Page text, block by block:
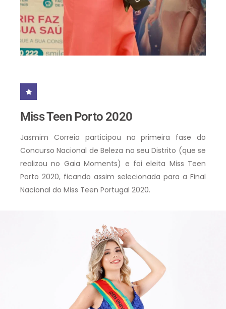
Miss Teen Porto 2020
Jasmim Correia participou na primeira fase do
Concurso Nacional de Beleza no seu Distrito (que se
realizou no Gaia Moments) e foi eleita Miss Teen
Porto 2020, ficando assim selecionada para a Final
Nacional do Miss Teen Portugal 2020.